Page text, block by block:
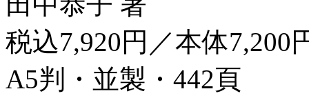
税込7,920円／本体7,200
A5判・並製・442頁